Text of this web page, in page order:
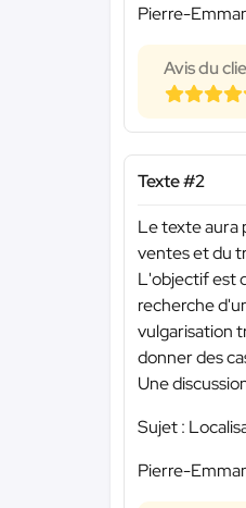
Pierre-
Avis du
Texte #2
Le texte aura
ventes et du
L'objectif est
recherche
vulgarisation
donner des
Une
Sujet :
Pierre-